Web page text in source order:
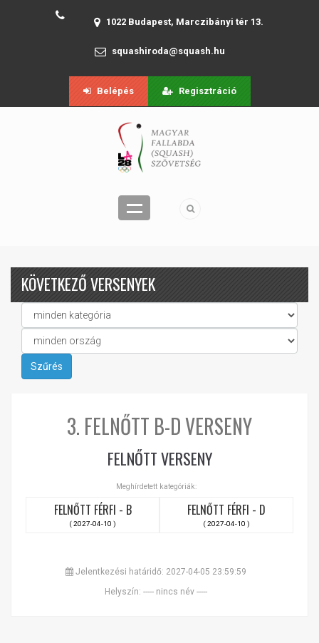
1022 Budapest, Marczibányi tér 13.
squashiroda@squash.hu
Belépés Regisztráció
KÖVETKEZŐ VERSENYEK
3. FELNŐTT B-D VERSENY
FELNŐTT VERSENY
Meghírdetett kategóriák:
FELNŐTT FÉRFI - B
( 2027-04-10 )
FELNŐTT FÉRFI - D
( 2027-04-10 )
Jelentkezési határidő: 2027-04-05 23:59:59
Helyszín: ----- nincs név -----